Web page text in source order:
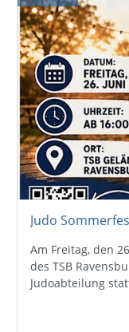
Judo
Am Freitag, den
des TSB
Judoabteilung